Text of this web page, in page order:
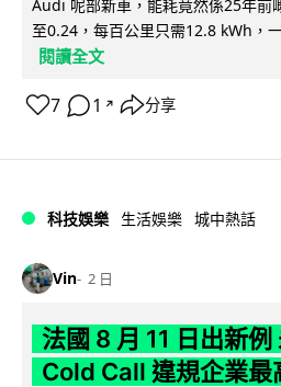
Audi 呢部新車，能耗竟然係25年
至0.24，每百公里只需12.8 kWh，
閱讀全文
7 1 ↗ 分享
科技娛樂 生活娛樂 城中熱話
Vin 2 日
法國 8 月 11 日出新
Cold Call 違規企業